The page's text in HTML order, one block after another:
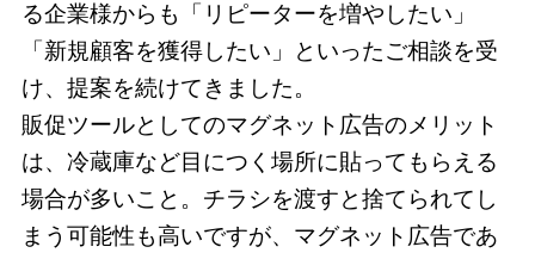
る企業様からも「リピーターを増やしたい」
「新規顧客を獲得したい」といったご相談を受
け、提案を続けてきました。
販促ツールとしてのマグネット広告のメリット
は、冷蔵庫など目につく場所に貼ってもらえる
場合が多いこと。チラシを渡すと捨てられてし
まう可能性も高いですが、マグネット広告であ